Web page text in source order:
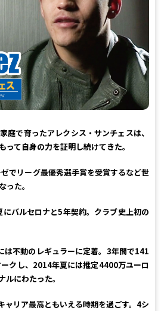
庭で育ったアレクシス・サンチェスは、
って自身の力を証明し続けてきた。
でリーグ最優秀選手賞を受賞するなど世
た。
バルセロナと5年契約。クラブ史上初の
不動のレギュラーに定着。3年間で141
クし、2014年夏には推定4400万ユーロ
ルにわたった。
ャリア最高ともいえる時期を過ごす。4シ